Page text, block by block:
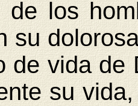
de los
su
de vida de
su